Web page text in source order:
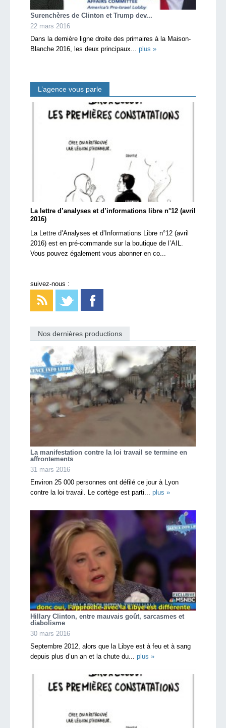
Surenchères de Clinton et Trump dev...
22 mars 2016
Dans la dernière ligne droite des primaires à la Maison-
Blanche 2016, les deux principaux... plus »
L’agence vous parle
La lettre d’analyses et d’informations libre n°12 (avril
2016)
La Lettre d’Analyses et d’Informations Libre n°12 (avril
2016) est en pré-commande sur la boutique de l’AIL.
Vous pouvez également vous abonner en co...
suivez-nous :
Nos dernières productions
La manifestation contre la loi travail se termine en
affrontements
31 mars 2016
Environ 25 000 personnes ont défilé ce jour à Lyon
contre la loi travail. Le cortège est parti... plus »
Hillary Clinton, entre mauvais goût, sarcasmes et
diabolisme
30 mars 2016
Septembre 2012, alors que la Libye est à feu et à sang
depuis plus d’un an et la chute du... plus »